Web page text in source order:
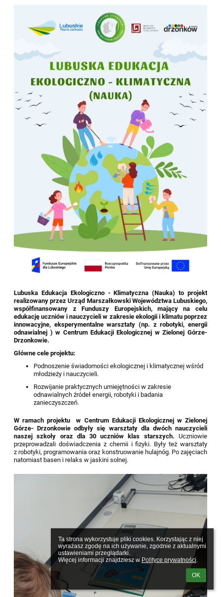
Ta strona wykorzystuje pliki cookies. Korzystając z niej
wyrażasz zgodę na ich używanie, zgodnie z aktualnymi
ustawieniami przeglądarki.
Więcej informacji znajdziesz w Polityce prywatności.
OK
Lubuska Edukacja Ekologiczno - Klimatyczna (Nauka) to projekt
realizowany przez Urząd Marszałkowski Województwa Lubuskiego,
współfinansowany z Funduszy Europejskich, mający na celu
edukację uczniów i nauczycieli w zakresie ekologii i klimatu poprzez
innowacyjne, eksperymentalne warsztaty (np. z robotyki, energii
odnawialnej ) w Centrum Edukacji Ekologicznej w Zielonej Górze-
Drzonkowie.
Główne cele projektu:
Podnoszenie świadomości ekologicznej i klimatycznej wśród
młodzieży i nauczycieli.
Rozwijanie praktycznych umiejętności w zakresie
odnawialnych źródeł energii, robotyki i badania
zanieczyszczeń.
W ramach projektu
w Centrum Edukacji Ekologicznej w Zielonej
Górze- Drzonkowieodbyły się warsztaty dla dwóch nauczycieli
naszej szkoły oraz dla 30 uczniów klas starszych. Uczniowie
przeprowadzali doświadczenia z chemii i fizyki. Były też warsztaty
z robotyki, programowania oraz konstruowanie hulajnóg. Po zajęciach
natomiast basen i relaks w jaskini solnej.